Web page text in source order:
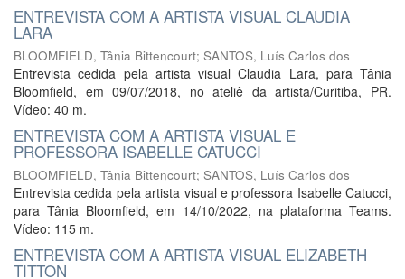
ENTREVISTA COM A ARTISTA VISUAL CLAUDIA
LARA
BLOOMFIELD, Tânia Bittencourt; SANTOS, Luís Carlos dos
Entrevista cedida pela artista visual Claudia Lara, para Tânia
Bloomfield, em 09/07/2018, no ateliê da artista/Curitiba, PR.
Vídeo: 40 m.
ENTREVISTA COM A ARTISTA VISUAL E
PROFESSORA ISABELLE CATUCCI
BLOOMFIELD, Tânia Bittencourt; SANTOS, Luís Carlos dos
Entrevista cedida pela artista visual e professora Isabelle Catucci,
para Tânia Bloomfield, em 14/10/2022, na plataforma Teams.
Vídeo: 115 m.
ENTREVISTA COM A ARTISTA VISUAL ELIZABETH
TITTON